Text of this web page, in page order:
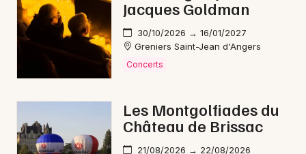
Jacques Goldman
30/10/2026 → 16/01/2027
Greniers Saint-Jean d'Angers
Concerts
Les Montgolfiades du
Château de Brissac
21/08/2026 → 22/08/2026